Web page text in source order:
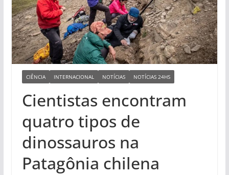
CIÊNCIA INTERNACIONAL NOTÍCIAS NOTÍCIAS 24HS
Cientistas encontram
quatro tipos de
dinossauros na
Patagônia chilena